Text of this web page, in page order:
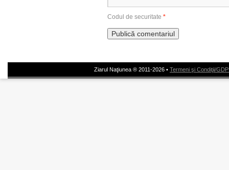
Codul de securitate *
Ziarul Naţiunea ® 2011-2026 • Termeni şi Condiţii/